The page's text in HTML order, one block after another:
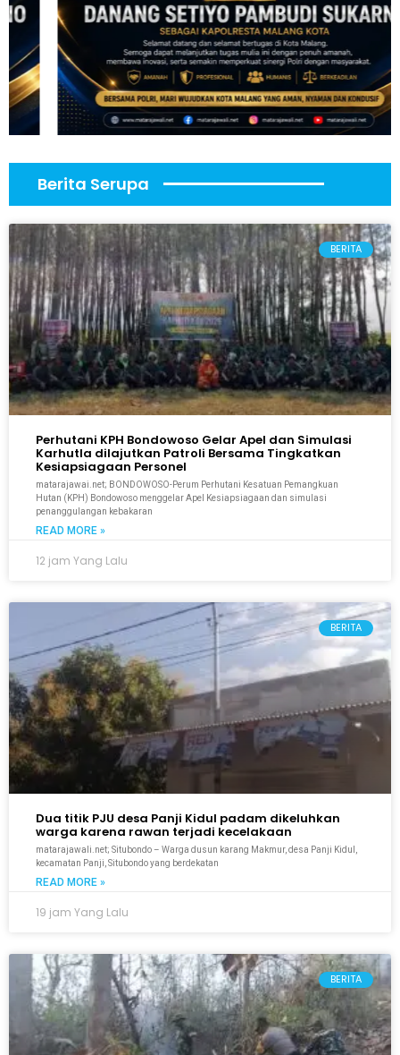
Berita Serupa
BERITA
Perhutani KPH Bondowoso Gelar Apel dan Simulasi
Karhutla dilajutkan Patroli Bersama Tingkatkan
Kesiapsiagaan Personel
matarajawai.net; BONDOWOSO-Perum Perhutani Kesatuan Pemangkuan
Hutan (KPH) Bondowoso menggelar Apel Kesiapsiagaan dan simulasi
penanggulangan kebakaran
READ MORE »
12 jam Yang Lalu
BERITA
Dua titik PJU desa Panji Kidul padam dikeluhkan
warga karena rawan terjadi kecelakaan
matarajawali.net; Situbondo – Warga dusun karang Makmur, desa Panji Kidul,
kecamatan Panji, Situbondo yang berdekatan
READ MORE »
19 jam Yang Lalu
BERITA